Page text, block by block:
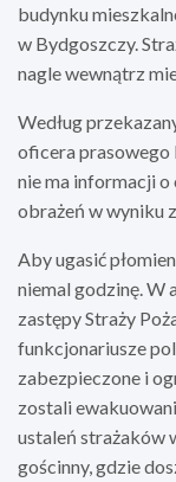
budynku
w Bydgoszczy.
nagle wewnątrz
Według
oficera prasowego
nie ma informacji
obrażeń w wyniku
Aby ugasić
niemal godzinę. W
zastępy Straży
funkcjonariusze
zabezpieczone i
zostali
ustaleń strażaków
gościnny, gdzie